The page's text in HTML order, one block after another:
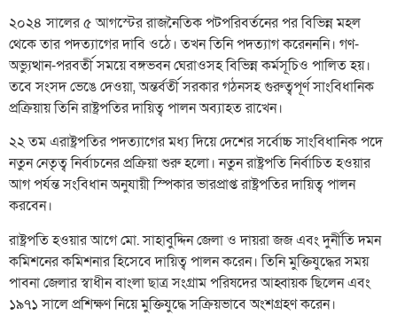
২০২৪ সালের ৫ আগস্টের রাজনৈতিক পটপরিবর্তনের পর বিভিন্ন মহল
থেকে তার পদত্যাগের দাবি ওঠে। তখন তিনি পদত্যাগ করেনননি। গণ-
অভ্যুত্থান-পরবর্তী সময়ে বঙ্গভবন ঘেরাওসহ বিভিন্ন কর্মসূচিও পালিত হয়।
তবে সংসদ ভেঙে দেওয়া, অন্তর্বর্তী সরকার গঠনসহ গুরুত্বপূর্ণ সাংবিধানিক
প্রক্রিয়ায় তিনি রাষ্ট্রপতির দায়িত্ব পালন অব্যাহত রাখেন।
২২ তম এরাষ্ট্রপতির পদত্যাগের মধ্য দিয়ে দেশের সর্বোচ্চ সাংবিধানিক পদে
নতুন নেতৃত্ব নির্বাচনের প্রক্রিয়া শুরু হলো। নতুন রাষ্ট্রপতি নির্বাচিত হওয়ার
আগ পর্যন্ত সংবিধান অনুযায়ী স্পিকার ভারপ্রাপ্ত রাষ্ট্রপতির দায়িত্ব পালন
করবেন।
রাষ্ট্রপতি হওয়ার আগে মো. সাহাবুদ্দিন জেলা ও দায়রা জজ এবং দুর্নীতি দমন
কমিশনের কমিশনার হিসেবে দায়িত্ব পালন করেন। তিনি মুক্তিযুদ্ধের সময়
পাবনা জেলার স্বাধীন বাংলা ছাত্র সংগ্রাম পরিষদের আহ্বায়ক ছিলেন এবং
১৯৭১ সালে প্রশিক্ষণ নিয়ে মুক্তিযুদ্ধে সক্রিয়ভাবে অংশগ্রহণ করেন।